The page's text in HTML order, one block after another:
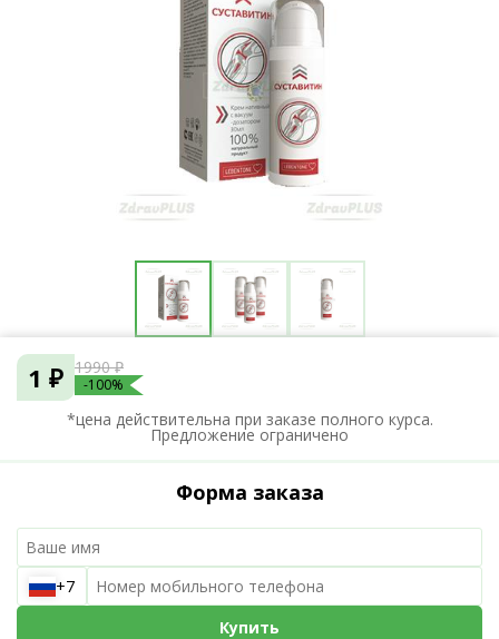
1 ₽ 1990 ₽
-100%
*цена действительна при заказе полного курса.
Предложение ограничено
Форма заказа
+7
Купить